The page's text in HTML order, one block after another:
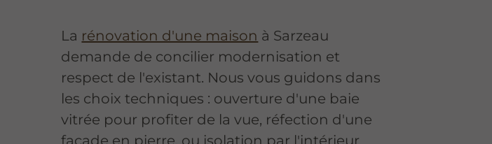
La rénovation d'une maison à Sarzeau
demande de concilier modernisation et
respect de l'existant. Nous vous guidons dans
les choix techniques : ouverture d'une baie
vitrée pour profiter de la vue, réfection d'une